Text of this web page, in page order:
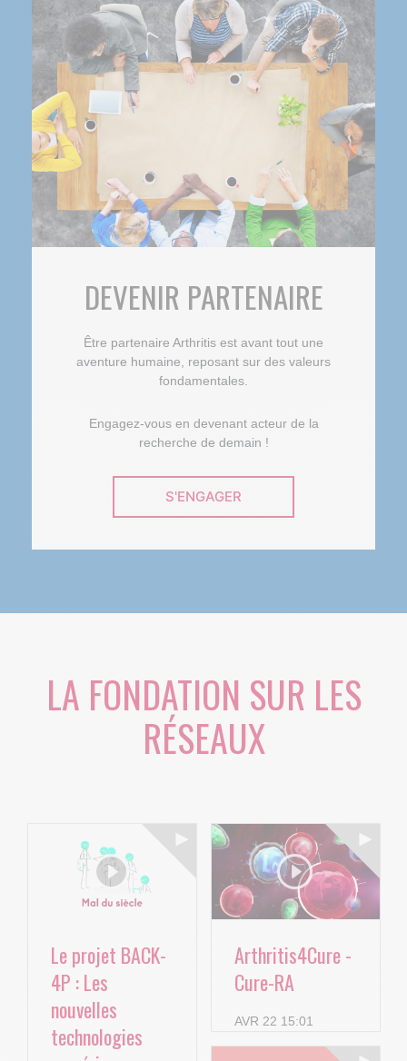
Notre plateforme vous permet d'adapter et de gérer vos
DEVENIR PARTENAIRE
Être partenaire Arthritis est avant tout une
aventure humaine, reposant sur des valeurs
fondamentales.
Engagez-vous en devenant acteur de la
recherche de demain !
S'ENGAGER
LA FONDATION SUR LES
RÉSEAUX
Le projet BACK-
4P : Les
nouvelles
technologies
Arthritis4Cure -
Cure-RA
AVR 22 15:01